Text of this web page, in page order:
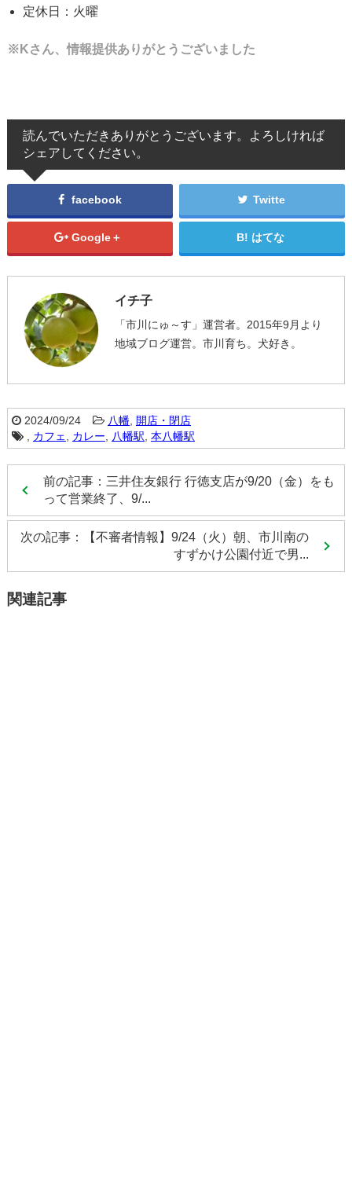
定休日：火曜
※Kさん、情報提供ありがとうございました
読んでいただきありがとうございます。よろしければ
シェアしてください。
facebook Twitte
Google＋ はてな
イチ子
「市川にゅ～す」運営者。2015年9月より
地域ブログ運営。市川育ち。犬好き。
2024/09/24 八幡, 開店・閉店
, カフェ カレー 八幡駅 本八幡駅
前の記事：三井住友銀行 行徳支店が9/20（金）をも
って営業終了、9/...
次の記事：【不審者情報】9/24（火）朝、市川南の
すずかけ公園付近で男...
関連記事